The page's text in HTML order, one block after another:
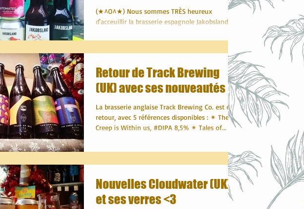
(★^O^★) Nous sommes TRÈS heureux
d'acceuillir la brasserie espagnole Jakobsland
galicienne. Sept...
Retour de Track Brewing
(UK) avec ses nouveautés
La brasserie anglaise Track Brewing Co. est de
retour, avec 5 références disponibles : ✴ The
Creep is Within us, #DIPA 8,5% ✴ Tales of...
Nouvelles Cloudwater (UK)
et ses verres <3